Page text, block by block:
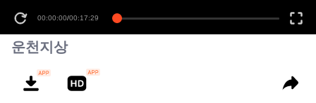
00:00:00/00:17:29
운천지상